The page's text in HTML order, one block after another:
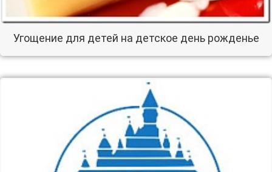
Угощение для детей на детское день рожденье